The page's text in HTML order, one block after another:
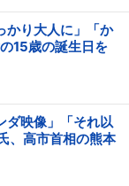
かり大人に」「か
15歳の誕生日を
ダ映像」「それ以
、高市首相の熊本